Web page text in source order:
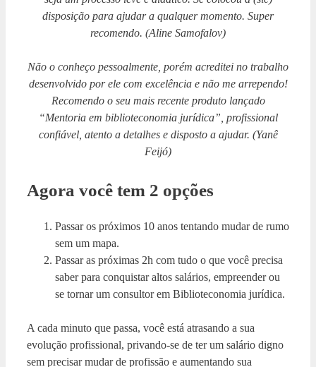
disposição para ajudar a qualquer momento. Super
recomendo. (Aline Samofalov)
Não o conheço pessoalmente, porém acreditei no trabalho
desenvolvido por ele com excelência e não me arrependo!
Recomendo o seu mais recente produto lançado
“Mentoria em biblioteconomia jurídica”, profissional
confiável, atento a detalhes e disposto a ajudar. (Yanê
Feijó)
Agora você tem 2 opções
Passar os próximos 10 anos tentando mudar de rumo
sem um mapa.
Passar as próximas 2h com tudo o que você precisa
saber para conquistar altos salários, empreender ou
se tornar um consultor em Biblioteconomia jurídica.
A cada minuto que passa, você está atrasando a sua
evolução profissional, privando-se de ter um salário digno
sem precisar mudar de profissão e aumentando sua